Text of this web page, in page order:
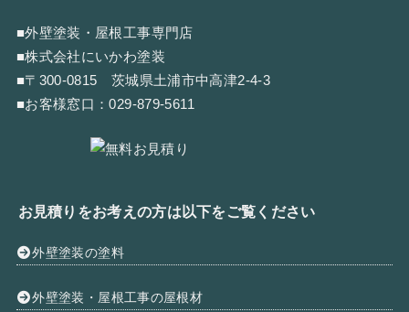
■外壁塗装・屋根工事専門店
■株式会社にいかわ塗装
■〒300-0815 茨城県土浦市中高津2-4-3
■お客様窓口：029-879-5611
お見積りをお考えの方は以下をご覧ください
外壁塗装の塗料
外壁塗装・屋根工事の屋根材